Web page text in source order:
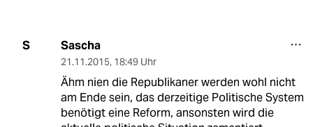
S Sascha
21.11.2015, 18:49 Uhr
Ähm nien die Republikaner werden wohl nicht
am Ende sein, das derzeitige Politische System
benötigt eine Reform, ansonsten wird die